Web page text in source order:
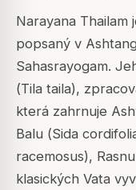
Narayana Thailam
popsaný v
Sahasrayogam.
(Tila taila),
která zahrnuje
Balu (Sida
racemosus),
klasických Vata